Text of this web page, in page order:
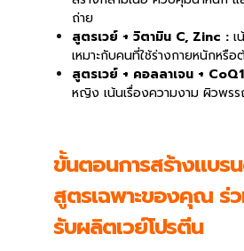
ถ่าย
สูตรเวย์ + วิตามิน C, Zinc : เ
เหมาะกับคนที่ใช้ร่างกายหนักหรื
สูตรเวย์ + คอลลาเจน +
หญิง เน้นเรื่องความงาม ผิวพร
ขั้นตอนการสร้างแบร
สูตรเฉพาะของคุณ ร่
รับผลิตเวย์โปรตีน